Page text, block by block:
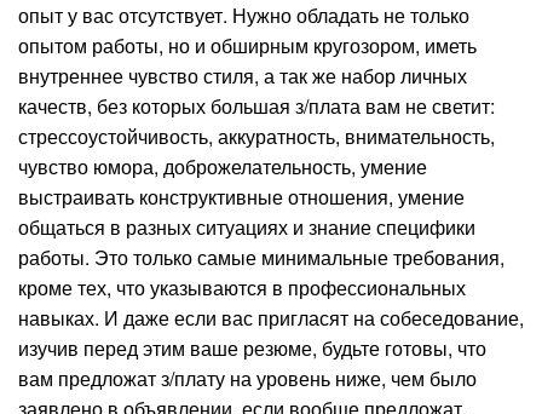
опыт у вас отсутствует. Нужно обладать не только
опытом работы, но и обширным кругозором, иметь
внутреннее чувство стиля, а так же набор личных
качеств, без которых большая з/плата вам не светит:
стрессоустойчивость, аккуратность, внимательность,
чувство юмора, доброжелательность, умение
выстраивать конструктивные отношения, умение
общаться в разных ситуациях и знание специфики
работы. Это только самые минимальные требования,
кроме тех, что указываются в профессиональных
навыках. И даже если вас пригласят на собеседование,
изучив перед этим ваше резюме, будьте готовы, что
вам предложат з/плату на уровень ниже, чем было
заявлено в объявлении, если вообще предложат.